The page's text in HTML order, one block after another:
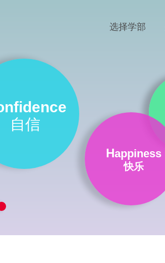
选择学部
Happiness
快乐
自信